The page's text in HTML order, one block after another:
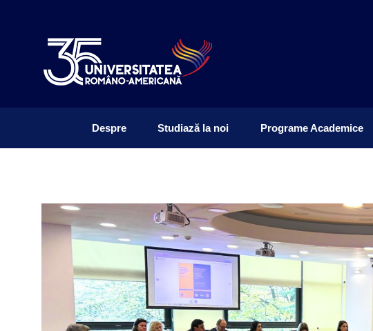
Despre Studiază la noi Programe Academice